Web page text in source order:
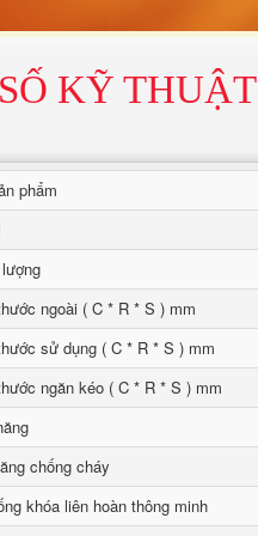
KỸ THUẬT
phẩm
ngoài ( C * R * S ) mm
sử dụng ( C * R * S ) mm
ngăn kéo ( C * R * S ) mm
chống cháy
khóa liên hoàn thông minh